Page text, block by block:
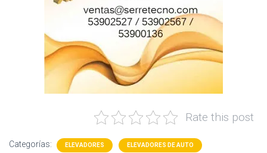
Rate this post
Categorías: ELEVADORES ELEVADORES DE AUTO